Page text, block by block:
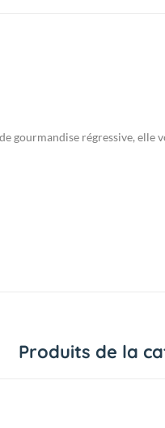
gourmandise régressive, elle
Produits de la